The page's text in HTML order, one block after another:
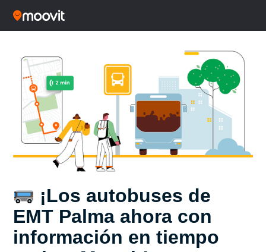
¡Los autobuses de
EMT Palma ahora con
información en tiempo